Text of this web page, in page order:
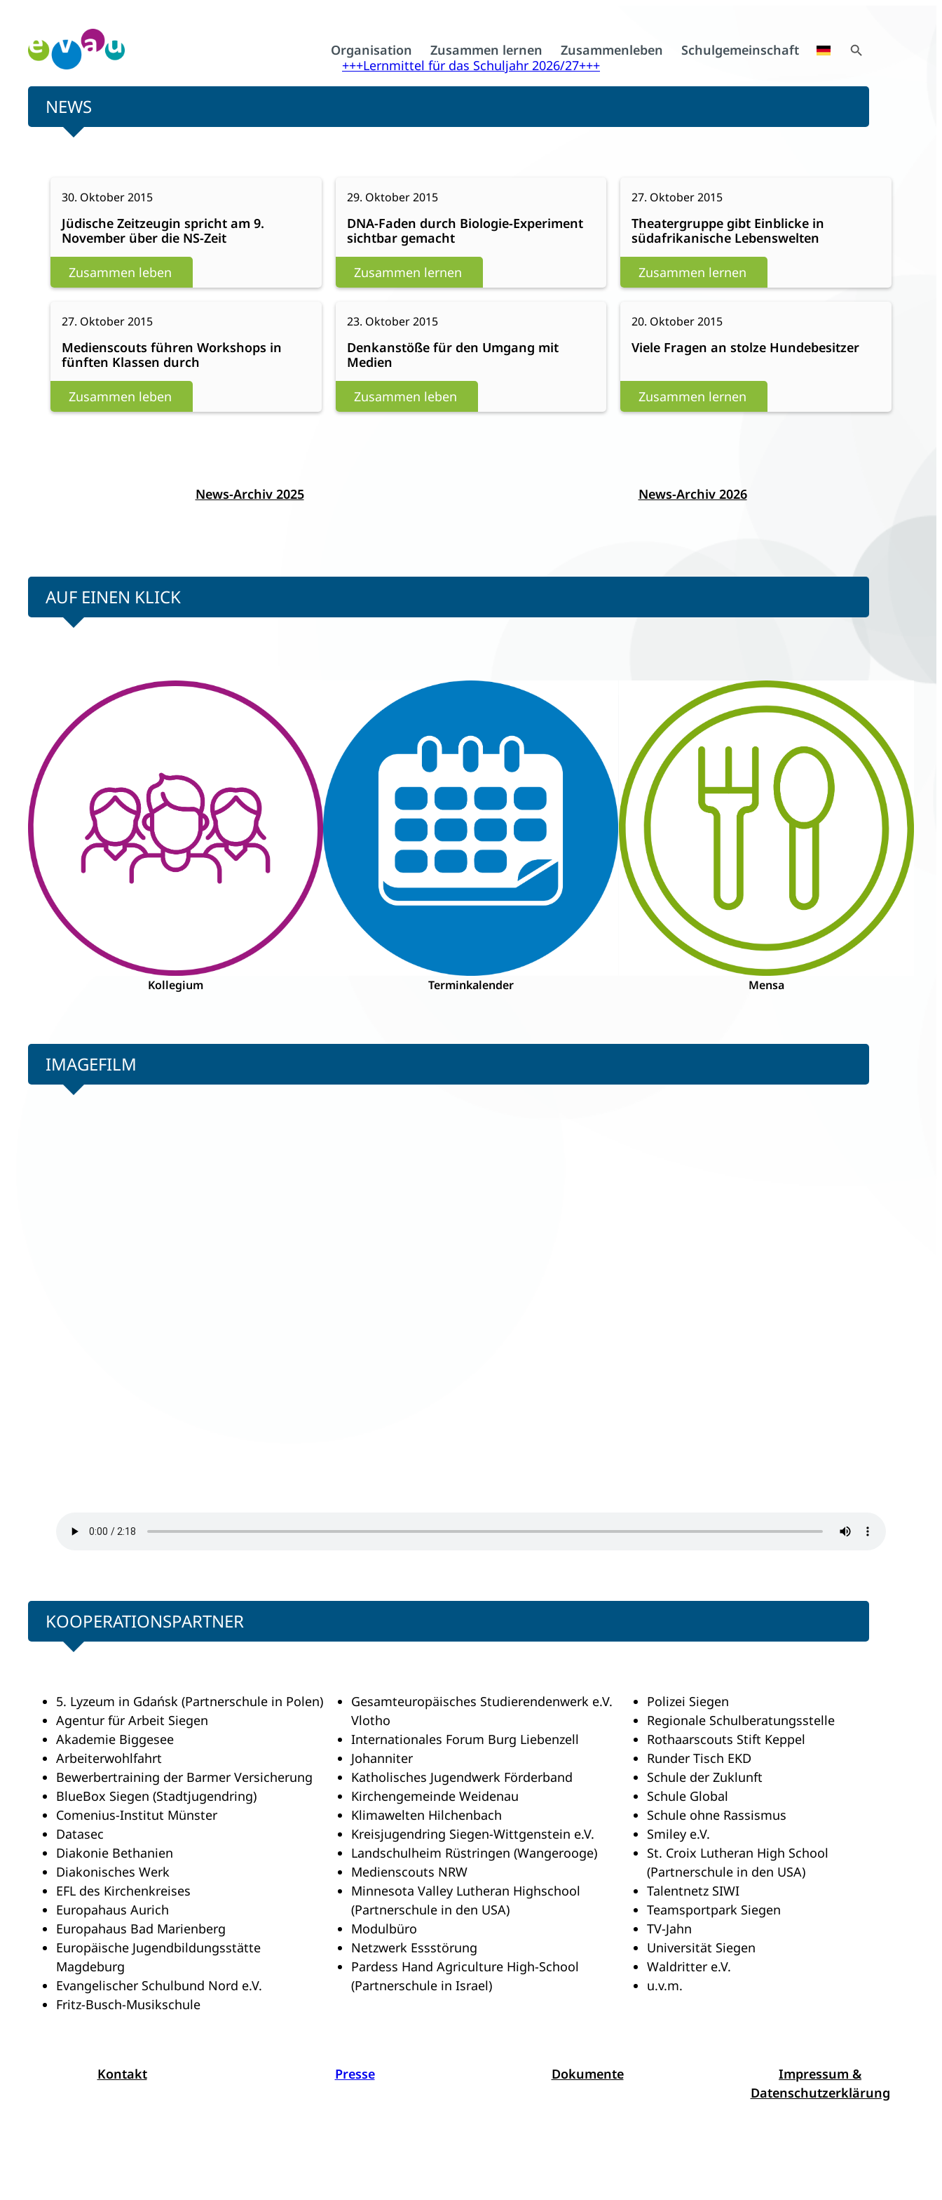
springen
Organisation Zusammen lernen Zusammenleben Schulgemeinschaft
+++Lernmittel für das Schuljahr 2026/27+++
NEWS
Zusammen leben
30. Oktober 2015
Jüdische Zeitzeugin spricht am 9.
November über die NS-Zeit
Jüdische
Zeitzeugin
spricht
am
9.
über
NS-
Zusammen lernen
29. Oktober 2015
DNA-Faden durch Biologie-Experiment
sichtbar gemacht
DNA-
Faden
durch
Biologie-
Experiment
gemacht
Zusammen lernen
27. Oktober 2015
Theatergruppe gibt Einblicke in
südafrikanische Lebenswelten
Theatergruppe
gibt
Einblicke
in
südafrikanische
Zusammen leben
27. Oktober 2015
Medienscouts führen Workshops in
fünften Klassen durch
Medienscouts
führen
Workshops
in
fünften
Zusammen leben
23. Oktober 2015
Denkanstöße für den Umgang mit
Medien
Denkanstöße
für
Umgang
mit
Zusammen lernen
20. Oktober 2015
Viele Fragen an stolze Hundebesitzer
Viele
Fragen
stolze
Hundebesitzer
News-Archiv 2025 News-Archiv 2026
AUF EINEN KLICK
Kollegium Terminkalender Mensa
IMAGEFILM
KOOPERATIONSPARTNER
5. Lyzeum in Gdańsk (Partnerschule in Polen)
Agentur für Arbeit Siegen
Akademie Biggesee
Arbeiterwohlfahrt
Bewerbertraining der Barmer Versicherung
BlueBox Siegen (Stadtjugendring)
Comenius-Institut Münster
Datasec
Diakonie Bethanien
Diakonisches Werk
EFL des Kirchenkreises
Europahaus Aurich
Europahaus Bad Marienberg
Europäische Jugendbildungsstätte
Magdeburg
Evangelischer Schulbund Nord e.V.
Fritz-Busch-Musikschule
Gesamteuropäisches Studierendenwerk e.V.
Vlotho
Internationales Forum Burg Liebenzell
Johanniter
Katholisches Jugendwerk Förderband
Kirchengemeinde Weidenau
Klimawelten Hilchenbach
Kreisjugendring Siegen-Wittgenstein e.V.
Landschulheim Rüstringen (Wangerooge)
Medienscouts NRW
Minnesota Valley Lutheran Highschool
(Partnerschule in den USA)
Modulbüro
Netzwerk Essstörung
Pardess Hand Agriculture High-School
(Partnerschule in Israel)
Polizei Siegen
Regionale Schulberatungsstelle
Rothaarscouts Stift Keppel
Runder Tisch EKD
Schule der Zuklunft
Schule Global
Schule ohne Rassismus
Smiley e.V.
St. Croix Lutheran High School
(Partnerschule in den USA)
Talentnetz SIWI
Teamsportpark Siegen
TV-Jahn
Universität Siegen
Waldritter e.V.
u.v.m.
Kontakt Presse Dokumente
Impressum &
Datenschutzerklärung